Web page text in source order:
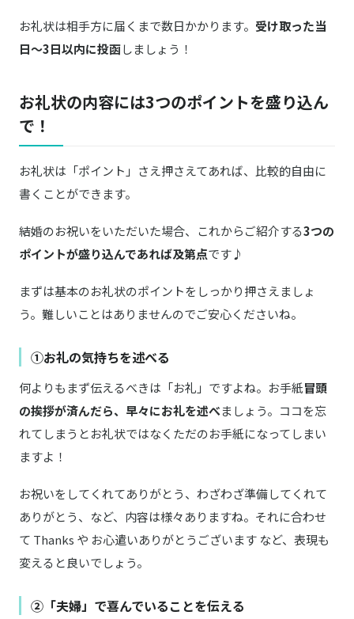
お礼状は相手方に届くまで数日かかります。 受け取った当
日～3日以内に投函しましょう！
お礼状の内容には3つのポイントを盛り込ん
で！
お礼状は「ポイント」さえ押さえてあれば、比較的自由に
書くことができます。
結婚のお祝いをいただいた場合、これからご紹介する3つの
ポイントが盛り込んであれば及第点です♪
まずは基本のお礼状のポイントをしっかり押さえましょ
う。難しいことはありませんのでご安心くださいね。
①お礼の気持ちを述べる
何よりもまず伝えるべきは「お礼」ですよね。お手紙冒頭
の挨拶が済んだら、早々にお礼を述べましょう。ココを忘
れてしまうとお礼状ではなくただのお手紙になってしまい
ますよ！
お祝いをしてくれてありがとう、わざわざ準備してくれて
ありがとう、など、内容は様々ありますね。それに合わせ
て Thanks や お心遣いありがとうございます など、表現も
変えると良いでしょう。
②「夫婦」で喜んでいることを伝える